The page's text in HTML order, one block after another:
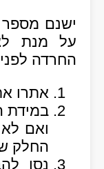
ישנם מספר
על מנת
החרדה
אתרו
במידת
ואם
החלק
נסו